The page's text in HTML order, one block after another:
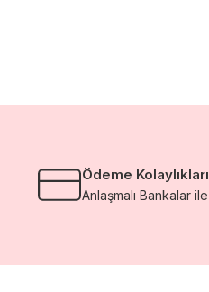
Ödeme Kolaylıkları
Anlaşmalı Bankalar ile